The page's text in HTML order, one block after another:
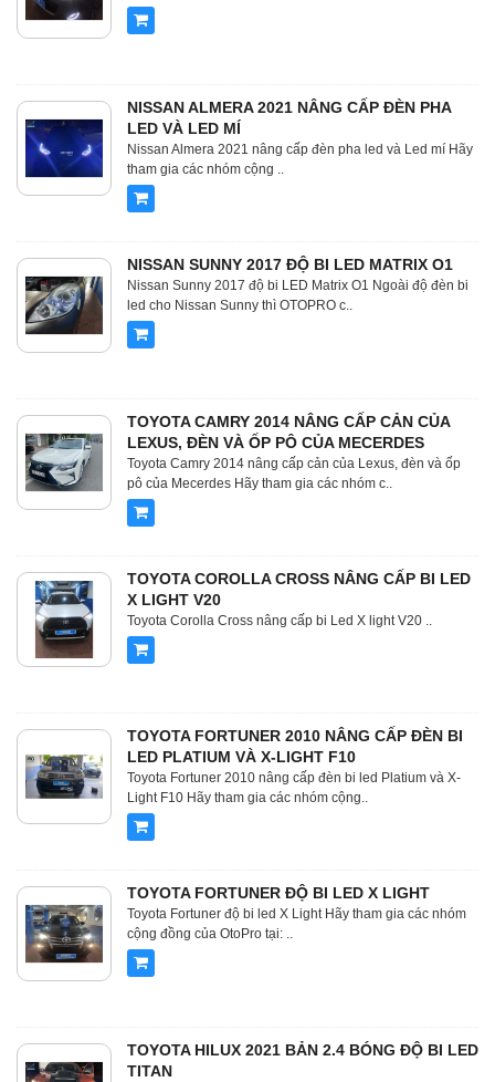
NISSAN ALMERA 2021 NÂNG CẤP ĐÈN PHA
LED VÀ LED MÍ
Nissan Almera 2021 nâng cấp đèn pha led và Led mí Hãy
tham gia các nhóm cộng ..
NISSAN SUNNY 2017 ĐỘ BI LED MATRIX O1
Nissan Sunny 2017 độ bi LED Matrix O1 Ngoài độ đèn bi
led cho Nissan Sunny thì OTOPRO c..
TOYOTA CAMRY 2014 NÂNG CẤP CẢN CỦA
LEXUS, ĐÈN VÀ ỐP PÔ CỦA MECERDES
Toyota Camry 2014 nâng cấp cản của Lexus, đèn và ốp
pô của Mecerdes Hãy tham gia các nhóm c..
TOYOTA COROLLA CROSS NÂNG CẤP BI LED
X LIGHT V20
Toyota Corolla Cross nâng cấp bi Led X light V20 ..
TOYOTA FORTUNER 2010 NÂNG CẤP ĐÈN BI
LED PLATIUM VÀ X-LIGHT F10
Toyota Fortuner 2010 nâng cấp đèn bi led Platium và X-
Light F10 Hãy tham gia các nhóm cộng..
TOYOTA FORTUNER ĐỘ BI LED X LIGHT
Toyota Fortuner độ bi led X Light Hãy tham gia các nhóm
cộng đồng của OtoPro tại: ..
TOYOTA HILUX 2021 BẢN 2.4 BÓNG ĐỘ BI LED
TITAN